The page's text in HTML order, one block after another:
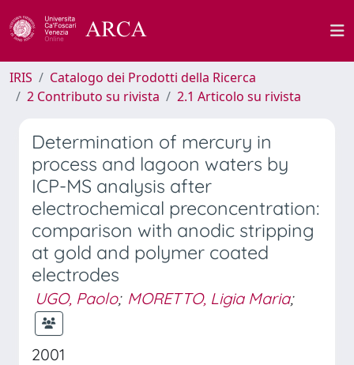
IRIS
Catalogo dei Prodotti della Ricerca
2 Contributo su rivista
2.1 Articolo su rivista
Determination of mercury in
process and lagoon waters by
ICP-MS analysis after
electrochemical preconcentration:
comparison with anodic stripping
at gold and polymer coated
electrodes
UGO, Paolo; MORETTO, Ligia Maria;
2001